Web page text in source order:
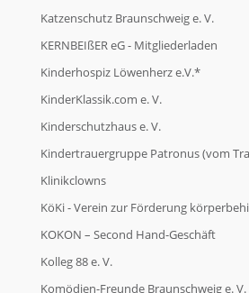
Katzenschutz Braunschweig e. V.
KERNBEIßER eG - Mitgliederladen
Kinderhospiz Löwenherz e.V.*
KinderKlassik.com e. V.
Kinderschutzhaus e. V.
Kindertrauergruppe Patronus (vom
Klinikclowns
KöKi - Verein zur Förderung
KOKON – Second Hand-Geschäft
Kolleg 88 e. V.
Komödien-Freunde Braunschweig e. V.